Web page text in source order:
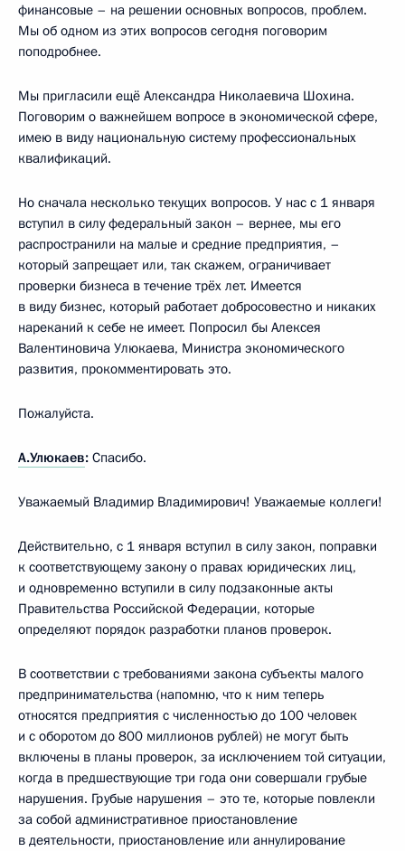
финансовые – на решении основных вопросов, проблем.
Мы об одном из этих вопросов сегодня поговорим
поподробнее.
Мы пригласили ещё Александра Николаевича Шохина.
Поговорим о важнейшем вопросе в экономической сфере,
имею в виду национальную систему профессиональных
квалификаций.
Но сначала несколько текущих вопросов. У нас с 1 января
вступил в силу федеральный закон – вернее, мы его
распространили на малые и средние предприятия, –
который запрещает или, так скажем, ограничивает
проверки бизнеса в течение трёх лет. Имеется
в виду бизнес, который работает добросовестно и никаких
нареканий к себе не имеет. Попросил бы Алексея
Валентиновича Улюкаева, Министра экономического
развития, прокомментировать это.
Пожалуйста.
А.Улюкаев: Спасибо.
Уважаемый Владимир Владимирович! Уважаемые коллеги!
Действительно, с 1 января вступил в силу закон, поправки
к соответствующему закону о правах юридических лиц,
и одновременно вступили в силу подзаконные акты
Правительства Российской Федерации, которые
определяют порядок разработки планов проверок.
В соответствии с требованиями закона субъекты малого
предпринимательства (напомню, что к ним теперь
относятся предприятия с численностью до 100 человек
и с оборотом до 800 миллионов рублей) не могут быть
включены в планы проверок, за исключением той ситуации,
когда в предшествующие три года они совершали грубые
нарушения. Грубые нарушения – это те, которые повлекли
за собой административное приостановление
в деятельности, приостановление или аннулирование